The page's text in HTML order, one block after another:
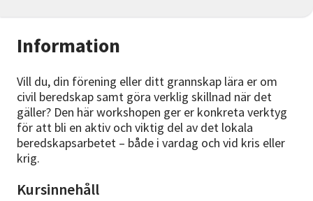
Information
Vill du, din förening eller ditt grannskap lära er om
civil beredskap samt göra verklig skillnad när det
gäller? Den här workshopen ger er konkreta verktyg
för att bli en aktiv och viktig del av det lokala
beredskapsarbetet – både i vardag och vid kris eller
krig.
Kursinnehåll